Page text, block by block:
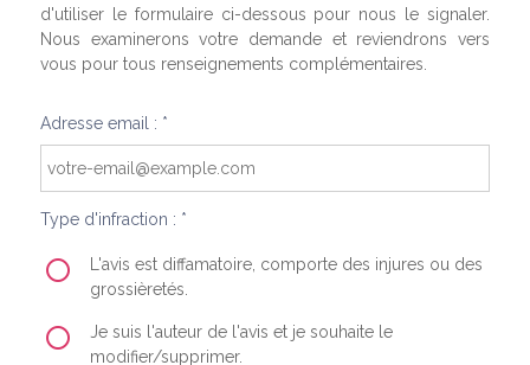
d'utiliser le formulaire ci-dessous pour nous le signaler.
Nous examinerons votre demande et reviendrons vers
vous pour tous renseignements complémentaires.
Adresse email : *
Type d'infraction : *
L'avis est diffamatoire, comporte des injures ou des
grossièretés.
Je suis l'auteur de l'avis et je souhaite le
modifier/supprimer.